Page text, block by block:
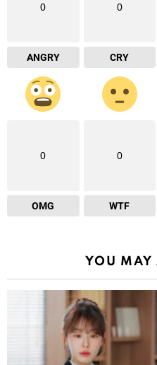
0
ANGRY
0
CRY
0
OMG
0
WTF
YOU MAY